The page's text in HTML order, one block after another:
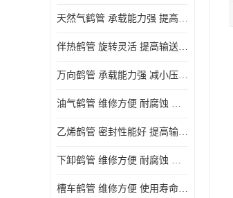
天然气鹤管 承载能力强 提高输送效率
伴热鹤管 旋转灵活 提高输送效率
万向鹤管 承载能力强 减小压力损失
油气鹤管 维修方便 耐腐蚀 耐高温
乙烯鹤管 密封性能好 提高输送效率
下卸鹤管 维修方便 耐腐蚀 耐高温
槽车鹤管 维修方便 使用寿命较长